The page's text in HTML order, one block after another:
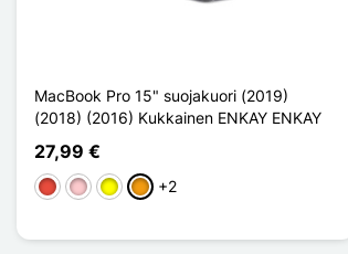
MacBook Pro 15" suojakuori (2019)
(2018) (2016) Kukkainen ENKAY ENKAY
27,99 €
Punainen
PinkkiKeltainen
Oranssi
+2